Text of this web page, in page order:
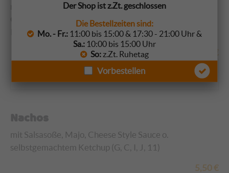
mit Knoblauch-, Salsa-, Joghurtdressing (A:1), Majo,
Cheese Style Sauce o. selbstgemachtem Ketchup (G, C,
I, J, 11)
€
Optionen wählen
Nachos
mit Salsasoße, Majo, Cheese Style Sauce o.
selbstgemachtem Ketchup (G, C, I, J, 11)
5,50 €
Vorbestellen
Der Shop ist z.Zt. geschlossen
Die Bestellzeiten sind:
Mo. - Fr.: 11:00 bis 15:00 & 17:30 - 21:00 Uhr &
Sa.: 10:00 bis 15:00 Uhr
So: z.Zt. Ruhetag